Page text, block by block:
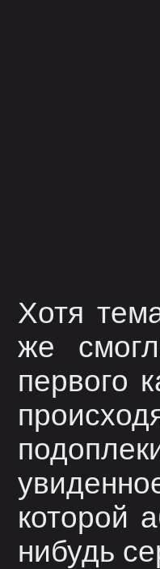
Хотя
же
первого
которой
нибудь